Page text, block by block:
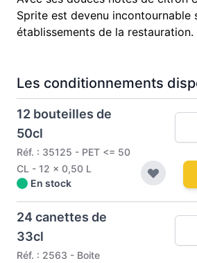
Sprite est devenu incontournable
établissements de la restauration.
Les conditionnements
12 bouteilles de
50cl
Réf. : 35125 - PET <= 50
CL - 12 x 0,50 L
En stock
24 canettes de
33cl
Réf. : 2563 - Boite